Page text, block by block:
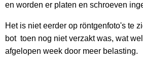
en worden er platen en schroeven
Het is niet eerder op röntgenfoto's te
bot toen nog niet verzakt was, wat
afgelopen week door meer belasting.